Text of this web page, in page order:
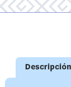
Descripción